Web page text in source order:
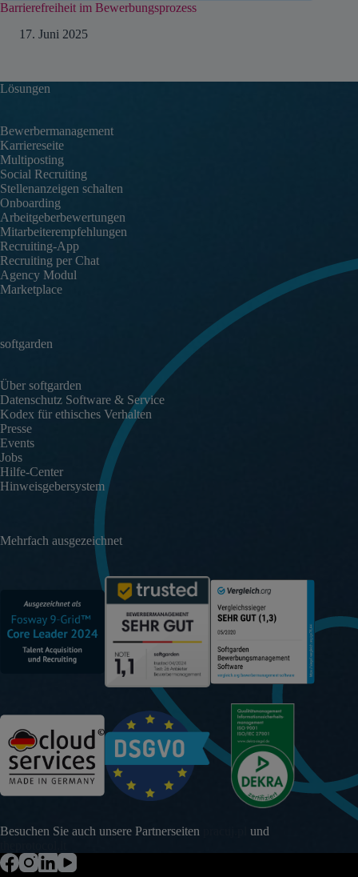
Barrierefreiheit im Bewerbungsprozess
17. Juni 2025
Lösungen
Bewerbermanagement
Karriereseite
Multiposting
Social Recruiting
Stellenanzeigen schalten
Onboarding
Arbeitgeberbewertungen
Mitarbeiterempfehlungen
Recruiting-App
Recruiting per Chat
Agency Modul
Marketplace
softgarden
Über softgarden
Datenschutz Software & Service
Kodex für ethisches Verhalten
Presse
Events
Jobs
Hilfe-Center
Hinweisgebersystem
Mehrfach ausgezeichnet
Besuchen Sie auch unsere Partnerseiten
und